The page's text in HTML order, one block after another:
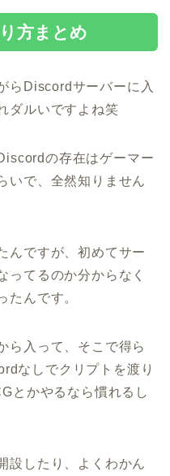
方まとめ
らDiscordサーバーに入
ダルいですよね笑
の存在はゲーマー
いで、全然知りません
んですが、初めてサー
ってるのか分からなく
たんです。
ら入って、そこで得ら
なしでクリプトを渡り
とかやるなら慣れるし
設したり、よくわかん